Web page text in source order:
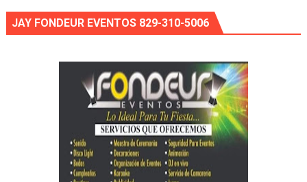
JAY FONDEUR EVENTOS 829-310-5006